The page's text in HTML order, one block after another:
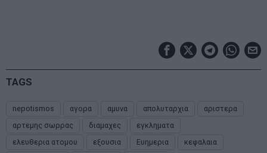
TAGS
nepotismos αγορα αμυνα απολυταρχια
αριστερα
αρτεμης σωρρας
διαμαχες
εγκληματα
ελευθερια ατομου
εξουσια Ευημερια
κεφαλαια